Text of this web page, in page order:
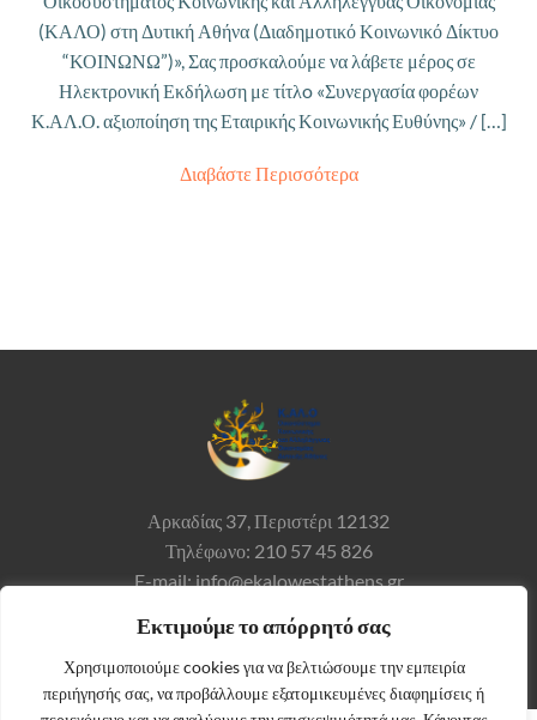
Εκτιμούμε το απόρρητό σας
Χρησιμοποιούμε cookies για να βελτιώσουμε την εμπειρία
περιήγησής σας, να προβάλλουμε εξατομικευμένες διαφημίσεις ή
(ΚΑΛΟ) στη Δυτική Αθήνα (Διαδημοτικό Κοινωνικό Δίκτυο
“ΚΟΙΝΩΝΩ”)», Σας προσκαλούμε να λάβετε μέρος σε
Ηλεκτρονική Εκδήλωση με τίτλo «Συνεργασία φορέων
Κ.ΑΛ.Ο. αξιοποίηση της Εταιρικής Κοινωνικής Ευθύνης» / […]
Διαβάστε Περισσότερα
Αρκαδίας 37,Περιστέρι 12132
Τηλέφωνο: 210 57 45 826
E-mail: info@ekalowestathens.gr